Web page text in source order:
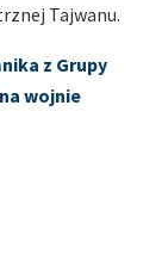
Tajwanu.
z Grupy
wojnie